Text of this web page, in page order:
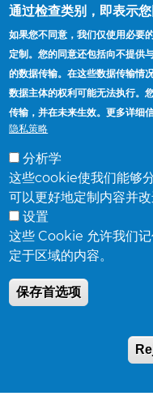
航
連
結
首頁
Accuride Corporation,
© Accuride
通过检查类别，即表示
如果您不同意，我们仅使用必要
定制。您的同意还包括向不提供
的数据传输。在这些数据传输情
数据主体的权利可能无法执行。
传输，并在未来生效。更多详细
隐私策略
分析学
这些cookie使我们能够
可以更好地定制内容并改
设置
这些 Cookie 允许我们
定于区域的内容。
保存首选项